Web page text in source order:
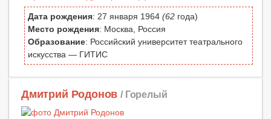
Дата рождения: 27 января 1964 (62 года)
Место рождения: Москва, Россия
Образование: Российский университет театрального
искусства — ГИТИС
Дмитрий Родонов / Горелый